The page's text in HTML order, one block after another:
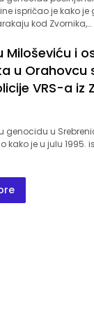
ispričao je kako
kod Zvornika,…
Miloševiću i
u Orahovcu
VRS-a iz
u
kako je u julu 1995.